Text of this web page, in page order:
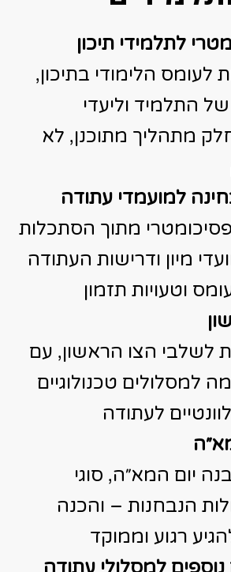
לתלמידי תיכון
הלימודי בתיכון,
התלמיד וליעדי
מתהליך מתוכנן, לא
למועמדי עתודה
מתוך הסתכלות
מיון ודרישות העתודה
וטעויות תזמון
לשלבי הצו הראשון, עם
למסלולים טכנולוגיים
לעתודה
יום המא״ה, סוגי
הנבחנות – והכנה
רגוע וממוקד